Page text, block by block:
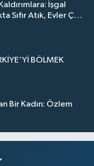
İşgal
Sıfır Atık, Evler Çöp
BÖLMEK
Bir Kadın: Özlem